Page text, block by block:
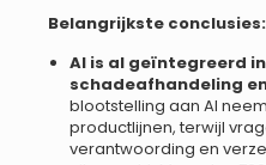
Belangrijkste conclusies:
AI is al geïntegreerd
schadeafhandeling
blootstelling aan AI
productlijnen, terwijl
verantwoording en